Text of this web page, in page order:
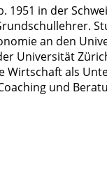
1951 in der
an den
Universität
Wirtschaft als
und